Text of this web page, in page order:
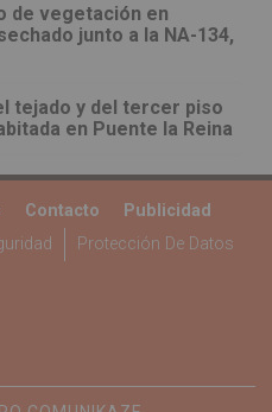
de vegetación en
junto a la NA-134,
tejado y del tercer piso
en Puente la Reina
Contacto
Publicidad
Protección De Datos